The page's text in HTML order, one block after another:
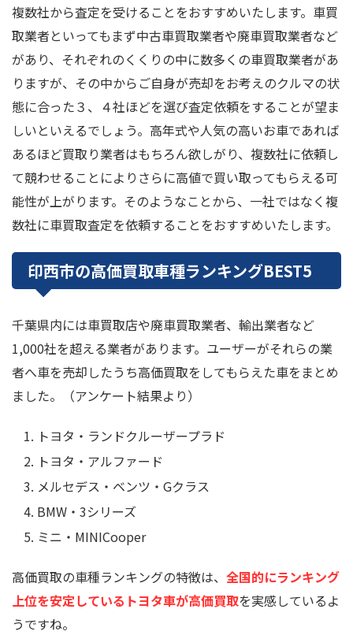
複数社から査定を受けることをおすすめいたします。車買
取業者といってもまず中古車買取業者や廃車買取業者など
があり、それぞれのくくりの中に数多くの車買取業者があ
りますが、その中からご自身が売却をお考えのクルマの状
態に合った３、４社ほどを選び査定依頼をすることが望ま
しいといえるでしょう。高年式や人気の高いお車であれば
あるほど買取り業者はもちろん欲しがり、複数社に依頼し
て競わせることによりさらに高値で買い取ってもらえる可
能性が上がります。そのようなことから、一社ではなく複
数社に車買取査定を依頼することをおすすめいたします。
印西市の高価買取車種ランキングBEST5
千葉県内には車買取店や廃車買取業者、輸出業者など
1,000社を超える業者があります。ユーザーがそれらの業
者へ車を売却したうち高価買取をしてもらえた車をまとめ
ました。（アンケート結果より）
トヨタ・ランドクルーザープラド
トヨタ・アルファード
メルセデス・ベンツ・Gクラス
BMW・3シリーズ
ミニ・MINICooper
高価買取の車種ランキングの特徴は、 全国的にランキング
上位を安定しているトヨタ車が高価買取を実感しているよ
うですね。